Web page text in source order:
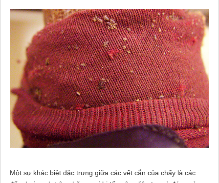
Một sự khác biệt đặc trưng giữa các vết cắn của chấy là các